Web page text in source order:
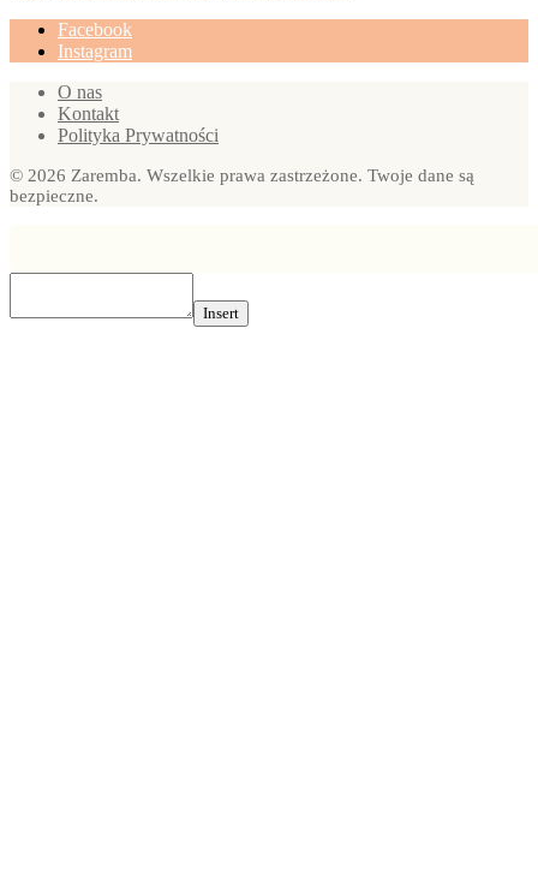
Facebook
Instagram
O nas
Kontakt
Polityka Prywatności
© 2026 Zaremba. Wszelkie prawa zastrzeżone. Twoje dane są
bezpieczne.
Insert